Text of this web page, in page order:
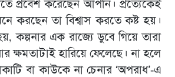
প্রবেশ করেছেন আপনি। প্রত্যেকেই
করছেন তা বিশ্বাস করতে কষ্ট হয়।
কল্পনার এক রাজ্যে ডুবে গিয়ে তারা
ক্ষমতাটাই হারিয়ে ফেলেছে। না হলে
বা কাউকে না চেনার ‘অপরাধ’-এ